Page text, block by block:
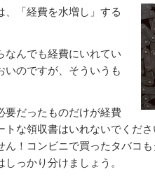
、「経費を水増し」する
なんでも経費にいれてい
いのですが、そういうも
要だったものだけが経費
トな領収書はいれないでくだ
ん！コンビニで買ったタバコ
っかり分けましょう。